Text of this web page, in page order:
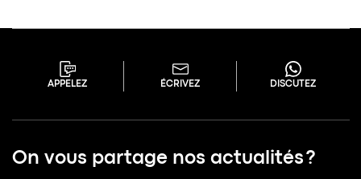
APPELEZ ÉCRIVEZ DISCUTEZ
On vous partage nos actualités ?